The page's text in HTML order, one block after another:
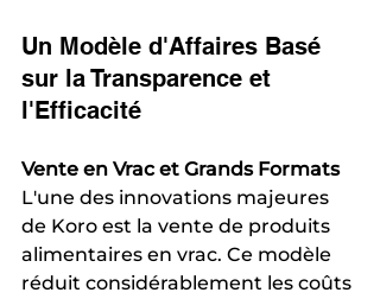
Un Modèle d'Affaires Basé
sur la Transparence et
l'Efficacité
Vente en Vrac et Grands Formats
L'une des innovations majeures
de Koro est la vente de produits
alimentaires en vrac. Ce modèle
réduit considérablement les coûts